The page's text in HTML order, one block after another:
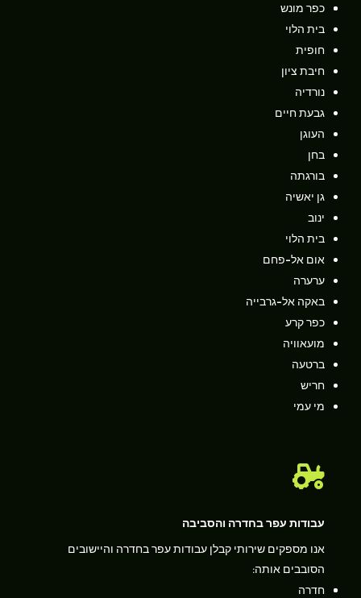
כפר מונש
בית הלוי
חופית
חיבת ציון
נורדיה
גבעת חיים
העוגן
בחן
בורגתה
גן יאשיה
ינוב
בית הלוי
אום אל-פחם
ערערה
באקה אל-גרבייה
כפר קרע
מועאוויה
ברטעה
חריש
מי עמי

עבודות עפר בחדרה והסביבה
אנו מספקים שירותי קבלן עבודות עפר בחדרה והיישובים
הסובבים אותה:
חדרה